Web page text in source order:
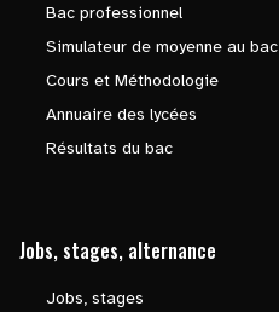
Bac professionnel
Simulateur de moyenne au bac
Cours et Méthodologie
Annuaire des lycées
Résultats du bac
Jobs, stages, alternance
Jobs, stages